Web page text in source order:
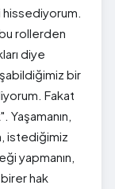
hissediyorum.
rollerden
diye
bir
Fakat
istediğimiz
yapmanın,
hak